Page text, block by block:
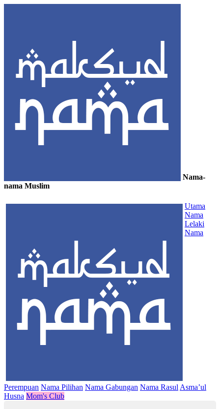
Nama-
nama Muslim
Utama
Nama
Lelaki
Nama
Perempuan Nama Pilihan Nama Gabungan Nama Rasul Asma’ul
Husna Mom's Club